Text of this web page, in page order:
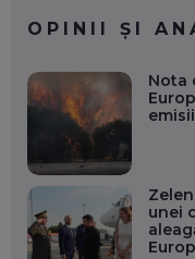
OPINII ȘI
Nota
unei